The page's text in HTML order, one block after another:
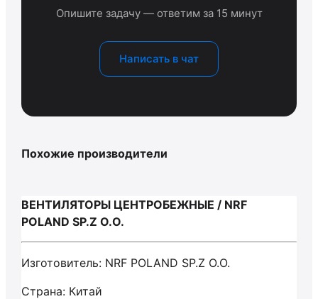
Опишите задачу — ответим за 15 минут
Написать в чат
Похожие производители
ВЕНТИЛЯТОРЫ ЦЕНТРОБЕЖНЫЕ / NRF
POLAND SP.Z O.O.
Изготовитель: NRF POLAND SP.Z O.O.
Страна: Китай